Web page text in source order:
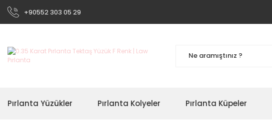
+90552 303 05 29
Pırlanta Yüzükler Pırlanta Kolyeler Pırlanta Küpeler